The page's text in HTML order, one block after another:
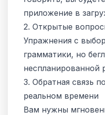
приложение в
2. Открытые
Упражнения с
грамматики, но
неспланированной
3. Обратная связь
реальном времени
Вам нужны